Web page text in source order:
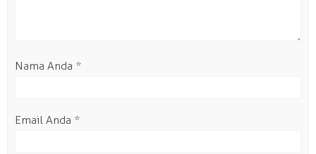
Nama Anda *
Email Anda *